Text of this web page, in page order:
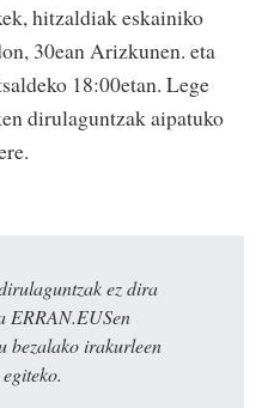
hitzaldiak eskainiko
30ean Arizkunen. eta
18:00etan. Lege
dirulaguntzak aipatuko
ez dira
ERRAN.EUSen
bezalako irakurleen